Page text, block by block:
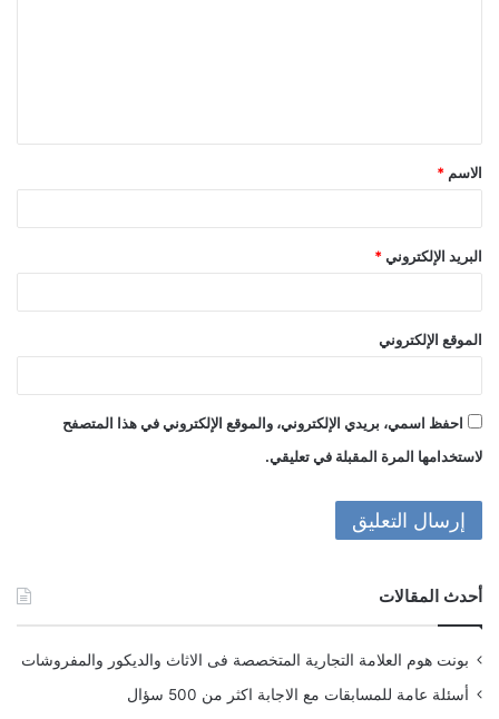
ق
*
الاسم *
البريد الإلكتروني *
الموقع الإلكتروني
احفظ اسمي، بريدي الإلكتروني، والموقع الإلكتروني في هذا المتصفح
لاستخدامها المرة المقبلة في تعليقي.
أحدث المقالات
بونت هوم العلامة التجارية المتخصصة فى الاثاث والديكور والمفروشات
أسئلة عامة للمسابقات مع الاجابة اكثر من 500 سؤال